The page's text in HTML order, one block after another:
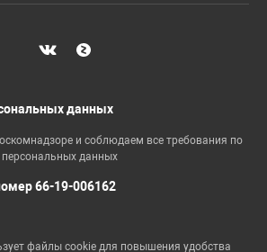
данных
и соблюдаем все требования по
данных
66-19-006162
файлы cookie для повышения удобства